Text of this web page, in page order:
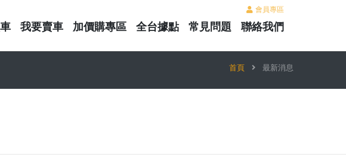
會員專區
我要賣車 加價購專區 全台據點 常見問題 聯絡我們
首頁 最新消息